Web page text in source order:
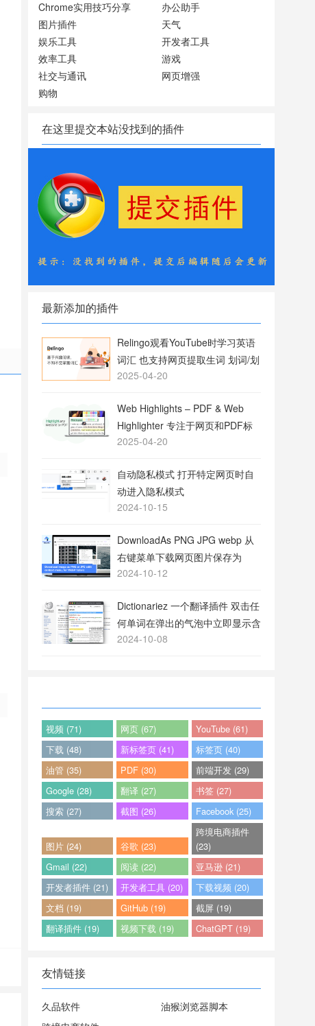
Chrome实用技巧分享
办公助手
图片插件
天气
娱乐工具
开发者工具
效率工具
游戏
社交与通讯
网页增强
购物
在这里提交本站没找到的插件
最新添加的插件
Relingo观看YouTube时学习英语
词汇 也支持网页提取生词 划词/划
句翻译
2025-04-20
Web Highlights – PDF & Web
Highlighter 专注于网页和PDF标
注的工具
2025-04-20
自动隐私模式 打开特定网页时自
动进入隐私模式
2024-10-15
DownloadAs PNG JPG webp 从
右键菜单下载网页图片保存为
PNG或JPG格式
2024-10-12
Dictionariez 一个翻译插件 双击任
何单词在弹出的气泡中立即显示含
义
2024-10-08
视频 (71) 网页 (67)
YouTube (61)
下载 (48)
新标签页 (41)
标签页 (40)
油管 (35)
PDF (30)
前端开发 (29)
Google (28)
翻译 (27)
书签 (27)
搜索 (27)
截图 (26) Facebook (25)
图片 (24) 谷歌 (23)
跨境电商插件
(23)
Gmail (22)
阅读 (22)
亚马逊 (21)
开发者插件 (21)
开发者工具 (20)
下载视频 (20)
文档 (19)
GitHub (19)
截屏 (19)
翻译插件 (19)
视频下载 (19) ChatGPT (19)
友情链接
久品软件
油猴浏览器脚本